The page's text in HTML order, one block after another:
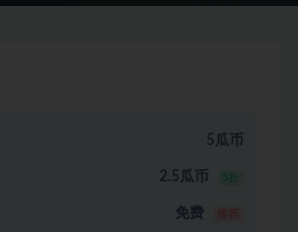
5瓜币
2.5瓜币 5折
免费